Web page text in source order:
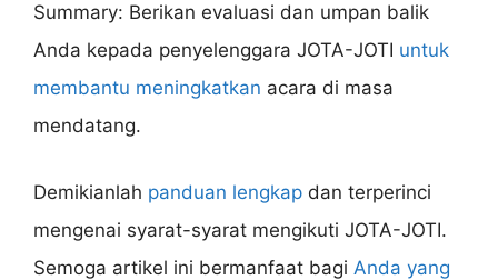
Summary: Berikan evaluasi dan umpan balik
Anda kepada penyelenggara JOTA-JOTI untuk
membantu meningkatkan acara di masa
mendatang.
Demikianlah panduan lengkap dan terperinci
mengenai syarat-syarat mengikuti JOTA-JOTI.
Semoga artikel ini bermanfaat bagi Anda yang